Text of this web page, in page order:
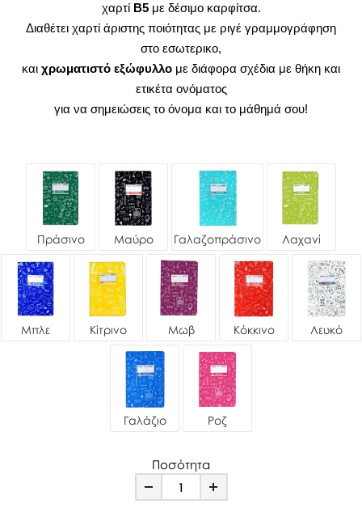
χαρτί Β5με δέσιμο καρφίτσα.
Διαθέτει χαρτί άριστης ποιότητας με ριγέ γραμμογράφηση
στο εσωτερικο,
και χρωματιστό εξώφυλλο με διάφορα σχέδια με θήκη και
ετικέτα ονόματος
για να σημειώσεις το όνομα και το μάθημά σου!
Πράσινο Μαύρο Γαλαζοπράσινο Λαχανί
Μπλε Κίτρινο Μωβ Κόκκινο Λευκό
Γαλάζιο Ροζ
Ποσότητα
Minus Plus